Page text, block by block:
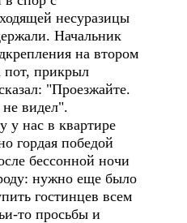
несуразицы
Начальник
на втором
пот, прикрыл
"Проезжайте.
видел".
у нас в квартире
гордая победой
бессонной ночи
нужно еще было
гостинцев всем
то просьбы и